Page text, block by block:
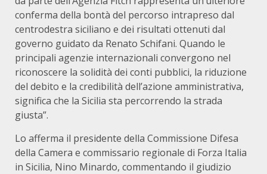
conferma della bontà del percorso intrapreso dal
centrodestra siciliano e dei risultati ottenuti dal
governo guidato da Renato Schifani. Quando le
principali agenzie internazionali convergono nel
riconoscere la solidità dei conti pubblici, la riduzione
del debito e la credibilità dell’azione amministrativa,
significa che la Sicilia sta percorrendo la strada
giusta”.
Lo afferma il presidente della Commissione Difesa
della Camera e commissario regionale di Forza Italia
in Sicilia, Nino Minardo, commentando il giudizio